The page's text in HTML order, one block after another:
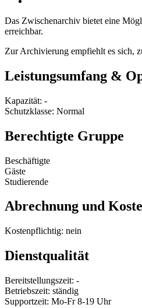
Das Zwischenarchiv bietet eine
erreichbar.
Zur Archivierung empfiehlt es sich,
Leistungsumfang &
Kapazität: -
Schutzklasse: Normal
Berechtigte Gruppe
Beschäftigte
Gäste
Studierende
Abrechnung und
Kostenpflichtig: nein
Dienstqualität
Bereitstellungszeit: -
Betriebszeit: ständig
Supportzeit: Mo-Fr 8-19 Uhr